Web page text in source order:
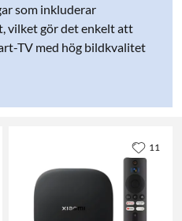
som inkluderar
vilket gör det enkelt att
TV med hög bildkvalitet
11